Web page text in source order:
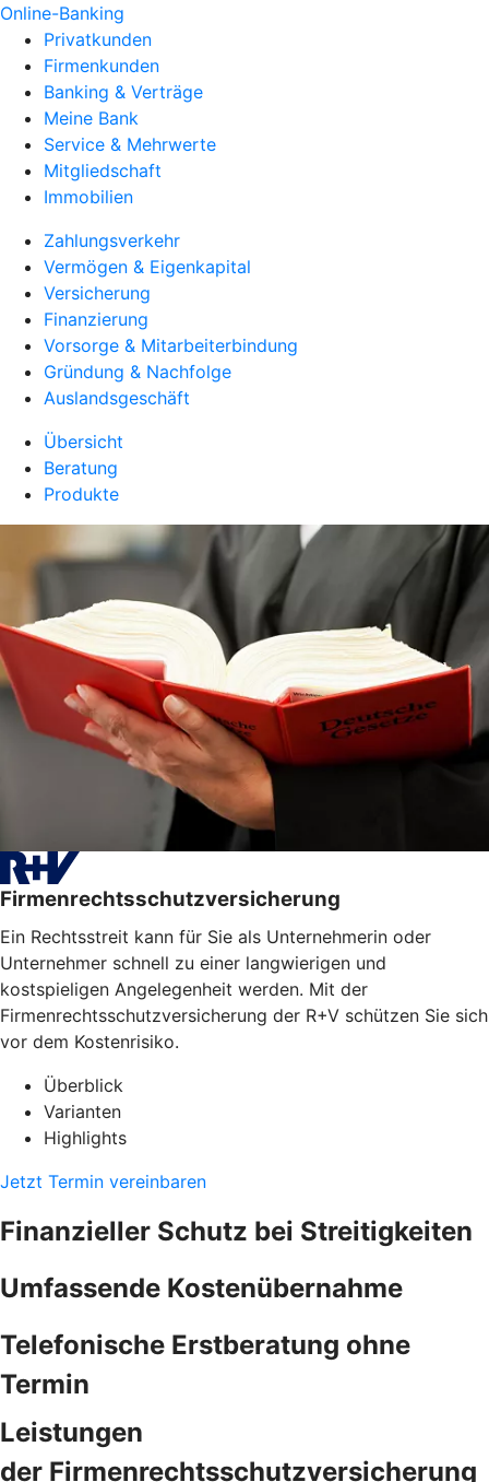
Online-Banking
Privatkunden
Firmenkunden
Banking & Verträge
Meine Bank
Service & Mehrwerte
Mitgliedschaft
Immobilien
Zahlungsverkehr
Vermögen & Eigenkapital
Versicherung
Finanzierung
Vorsorge & Mitarbeiterbindung
Gründung & Nachfolge
Auslandsgeschäft
Übersicht
Beratung
Produkte
Firmenrechtsschutzversicherung
Ein Rechtsstreit kann für Sie als Unternehmerin oder
Unternehmer schnell zu einer langwierigen und
kostspieligen Angelegenheit werden. Mit der
Firmenrechtsschutzversicherung der R+V schützen Sie sich
vor dem Kostenrisiko.
Überblick
Varianten
Highlights
Jetzt Termin vereinbaren
Finanzieller Schutz bei Streitigkeiten
Umfassende Kostenübernahme
Telefonische Erstberatung ohne
Termin
Leistungen
der Firmenrechtsschutzversicherung